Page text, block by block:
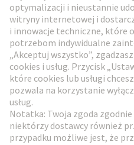
Przejdź do rejestracji
Social Media